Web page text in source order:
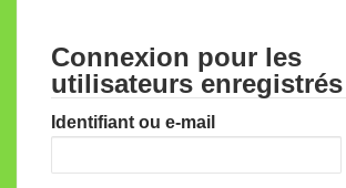
Connexion pour les
utilisateurs enregistrés
Identifiant ou e-mail